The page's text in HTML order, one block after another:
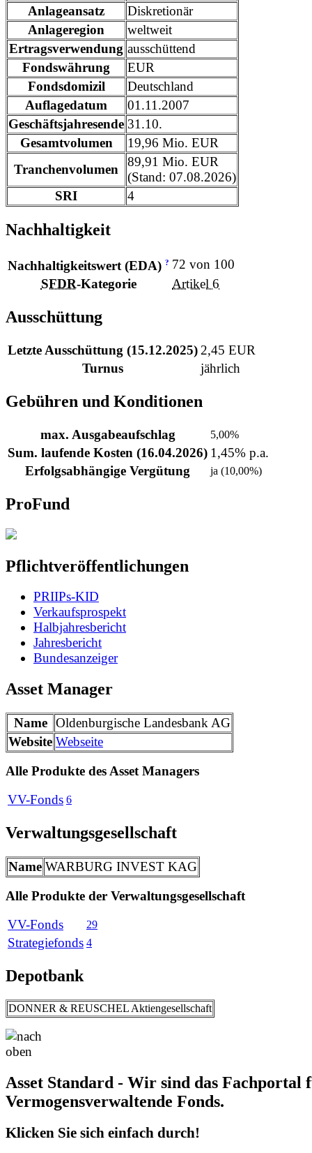
Anlageansatz
Diskretionär
Anlageregion
weltweit
Ertragsverwendung ausschüttend
Fondswährung
EUR
Fondsdomizil
Deutschland
Auflagedatum
01.11.2007
Geschäftsjahresende 31.10.
Gesamtvolumen
19,96 Mio. EUR
Tranchenvolumen
89,91 Mio. EUR
(Stand: 07.08.2026)
SRI
4
Nachhaltigkeit
Nachhaltigkeitswert (EDA) ? 72 von 100
SFDR-Kategorie Artikel 6
Ausschüttung
Letzte Ausschüttung (15.12.2025) 2,45 EUR
Turnus
jährlich
Gebühren und Konditionen
max. Ausgabeaufschlag 5,00%
Sum. laufende Kosten (16.04.2026) 1,45% p.a.
Erfolgsabhängige Vergütung
ja (10,00%)
ProFund
Pflichtveröffentlichungen
PRIIPs-KID
Verkaufsprospekt
Halbjahresbericht
Jahresbericht
Bundesanzeiger
Asset Manager
Name Oldenburgische Landesbank AG
Website Webseite
Alle Produkte des Asset Managers
VV-Fonds 6
Verwaltungsgesellschaft
Name WARBURG INVEST KAG
Alle Produkte der Verwaltungsgesellschaft
VV-Fonds
29
Strategiefonds 4
Depotbank
DONNER & REUSCHEL Aktiengesellschaft
Asset Standard - Wir sind das Fachportal
Vermogensverwaltende Fonds.
Klicken Sie sich einfach durch!